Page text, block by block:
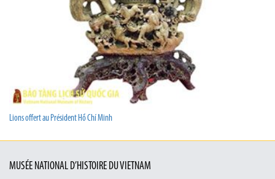
Lions offert au Président Hồ Chí Minh
MUSÉE NATIONAL D’HISTOIRE DU VIETNAM